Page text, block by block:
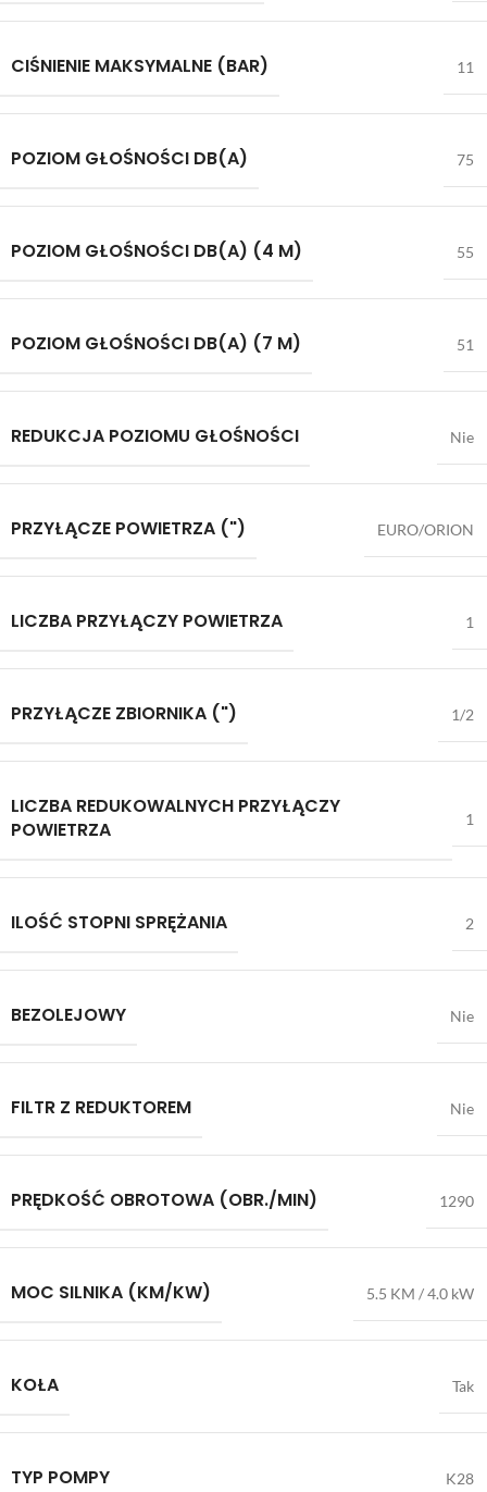
CIŚNIENIE MAKSYMALNE (BAR) 11
POZIOM GŁOŚNOŚCI DB(A) 75
POZIOM GŁOŚNOŚCI DB(A) (4 M) 55
POZIOM GŁOŚNOŚCI DB(A) (7 M) 51
REDUKCJA POZIOMU GŁOŚNOŚCI Nie
PRZYŁĄCZE POWIETRZA (") EURO/ORION
LICZBA PRZYŁĄCZY POWIETRZA 1
PRZYŁĄCZE ZBIORNIKA (") 1/2
LICZBA REDUKOWALNYCH PRZYŁĄCZY
POWIETRZA
1
ILOŚĆ STOPNI SPRĘŻANIA 2
BEZOLEJOWY Nie
FILTR Z REDUKTOREM Nie
PRĘDKOŚĆ OBROTOWA (OBR./MIN) 1290
MOC SILNIKA (KM/KW) 5.5 KM / 4.0 kW
KOŁA Tak
TYP POMPY K28